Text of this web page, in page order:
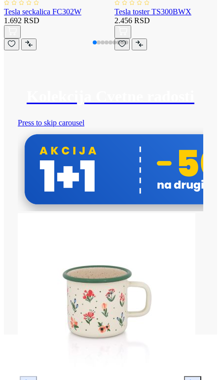
Tesla seckalica FC302W
1.692 RSD
Tesla toster TS300BWX
2.456 RSD
Press to skip carousel